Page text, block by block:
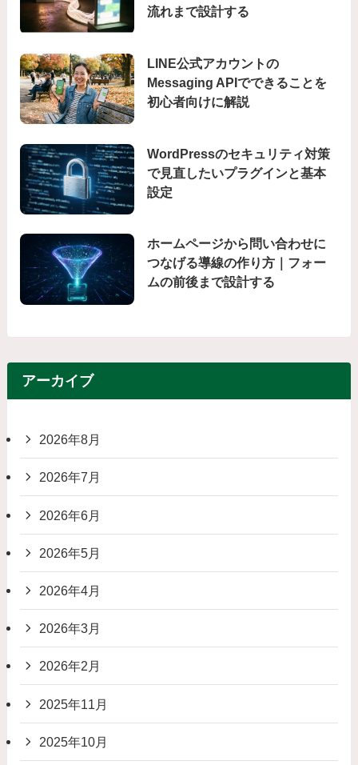
流れまで設計する
LINE公式アカウントの
Messaging APIでできることを
初心者向けに解説
WordPressのセキュリティ対策
で見直したいプラグインと基本
設定
ホームページから問い合わせに
つなげる導線の作り方｜フォー
ムの前後まで設計する
アーカイブ
2026年8月
2026年7月
2026年6月
2026年5月
2026年4月
2026年3月
2026年2月
2025年11月
2025年10月